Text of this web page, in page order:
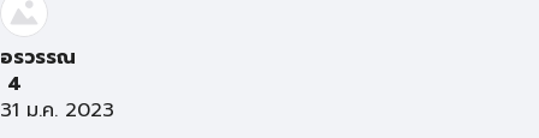
อรวรรณ
4
31 ม.ค. 2023